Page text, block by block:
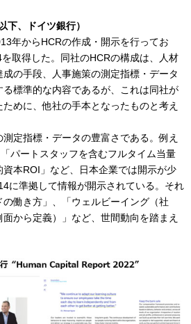
、ドイツ銀行）
年からHCRの作成・開示を行ってお
取得した。同社のHCRの構成は、人材
の手段、人事施策の測定指標・データ
標準的な内容であるが、これは同社が
めに、他社の手本となったものと考え
定指標・データの豊富さである。例え
パートスタッフを含むフルタイム当量
本ROI」など、日本企業では開示が少
に準拠して情報が開示されている。それ
働き方」、「ウェルビーイング（社
から定義）」など、世間動向を踏まえ